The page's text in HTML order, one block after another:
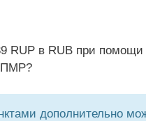
RUP в RUB при
ПМР?
дополнительно